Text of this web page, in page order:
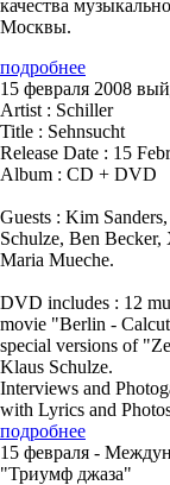
качества
Москвы.
подробнее
15 февраля 2008
Artist : Schiller
Title : Sehnsucht
Release Date : 15
Album : CD + DVD
Guests : Kim
Schulze, Ben
Maria Mueche.
DVD includes : 12
movie "Berlin -
special versions of
Klaus Schulze.
Interviews and
with Lyrics and
подробнее
15 февраля -
"Триумф джаза"